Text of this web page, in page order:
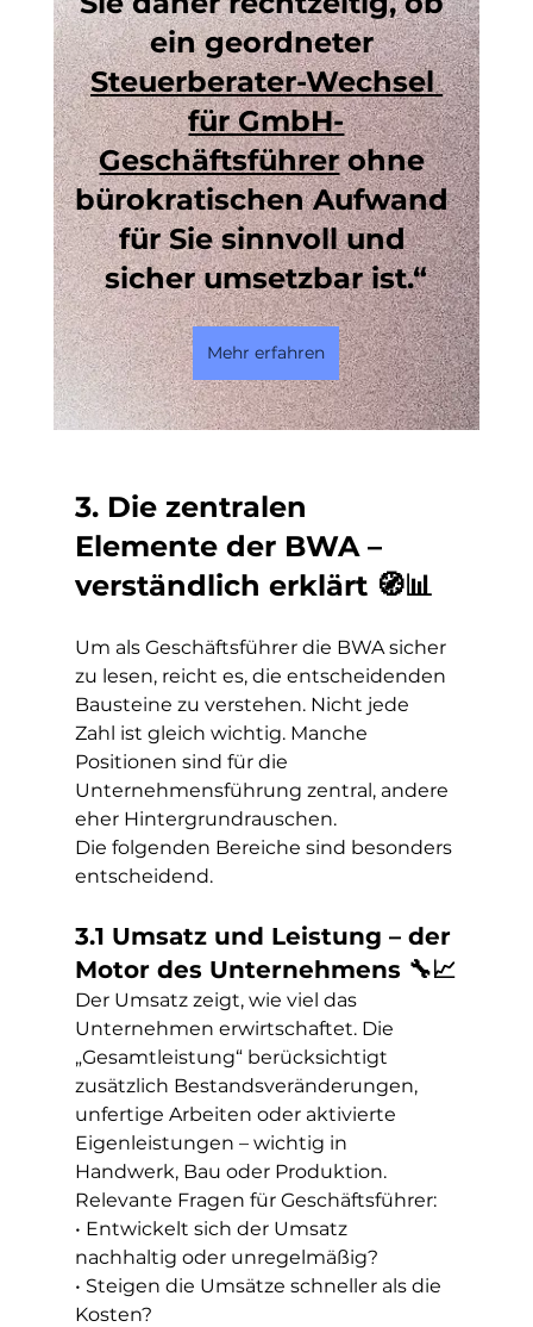
ein geordneter
Steuerberater-Wechsel
für GmbH-
Geschäftsführer ohne
bürokratischen Aufwand
für Sie sinnvoll und
sicher umsetzbar ist.“
Mehr erfahren
3. Die zentralen
Elemente der BWA –
verständlich erklärt 🧭📊
Um als Geschäftsführer die BWA sicher
zu lesen, reicht es, die entscheidenden
Bausteine zu verstehen. Nicht jede
Zahl ist gleich wichtig. Manche
Positionen sind für die
Unternehmensführung zentral, andere
eher Hintergrundrauschen.
Die folgenden Bereiche sind besonders
entscheidend.
3.1 Umsatz und Leistung – der
Motor des Unternehmens 🔧📈
Der Umsatz zeigt, wie viel das
Unternehmen erwirtschaftet. Die
„Gesamtleistung“ berücksichtigt
zusätzlich Bestandsveränderungen,
unfertige Arbeiten oder aktivierte
Eigenleistungen – wichtig in
Handwerk, Bau oder Produktion.
Relevante Fragen für Geschäftsführer:
• Entwickelt sich der Umsatz
nachhaltig oder unregelmäßig?
• Steigen die Umsätze schneller als die
Kosten?